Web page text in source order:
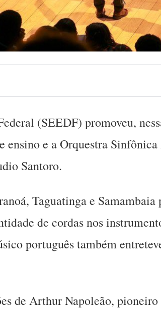
(SEEDF) promoveu,
ensino e a Orquestra
Santoro.
Taguatinga e
de cordas nos
português também
de Arthur Napoleão,